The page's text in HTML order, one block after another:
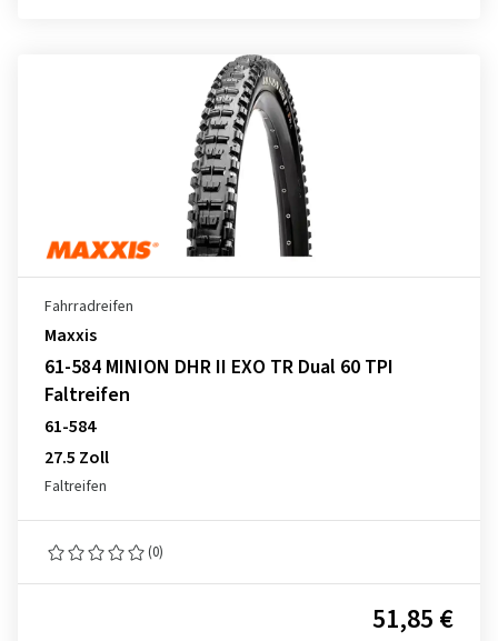
Fahrradreifen
Maxxis
61-584 MINION DHR II EXO TR Dual 60 TPI
Faltreifen
61-584
27.5 Zoll
Faltreifen
(0)
51,85 €